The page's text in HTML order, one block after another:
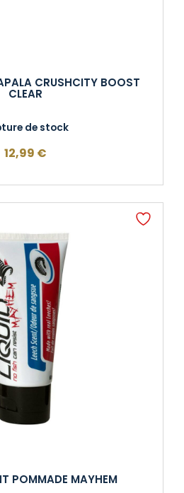
CRUSHCITY BOOST
CLEAR
de stock
12,99 €
POMMADE MAYHEM